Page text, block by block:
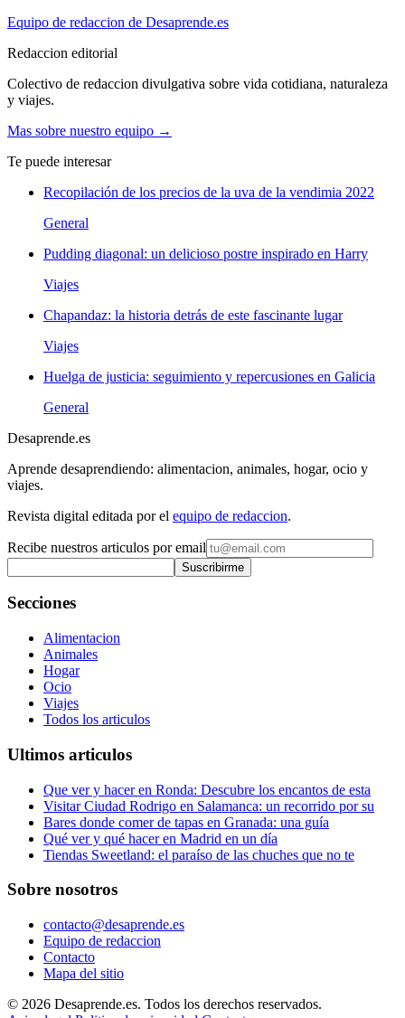
Equipo de redaccion de Desaprende.es
Redaccion editorial
Colectivo de redaccion divulgativa sobre vida cotidiana, naturaleza
y viajes.
Mas sobre nuestro equipo →
Te puede interesar
Recopilación de los precios de la uva de la vendimia 2022
General
Pudding diagonal: un delicioso postre inspirado en Harry
Viajes
Chapandaz: la historia detrás de este fascinante lugar
Viajes
Huelga de justicia: seguimiento y repercusiones en Galicia
General
Desaprende.es
Aprende desaprendiendo: alimentacion, animales, hogar, ocio y
viajes.
Revista digital editada por el equipo de redaccion.
Recibe nuestros articulos por email
Suscribirme
Secciones
Alimentacion
Animales
Hogar
Ocio
Viajes
Todos los articulos
Ultimos articulos
Que ver y hacer en Ronda: Descubre los encantos de esta
Visitar Ciudad Rodrigo en Salamanca: un recorrido por su
Bares donde comer de tapas en Granada: una guía
Qué ver y qué hacer en Madrid en un día
Tiendas Sweetland: el paraíso de las chuches que no te
Sobre nosotros
contacto@desaprende.es
Equipo de redaccion
Contacto
Mapa del sitio
© 2026 Desaprende.es. Todos los derechos reservados.